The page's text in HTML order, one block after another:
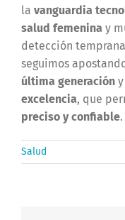
la vanguardia
salud femenina y
detección
seguimos
última generación
excelencia, que
preciso y confiable.
Salud